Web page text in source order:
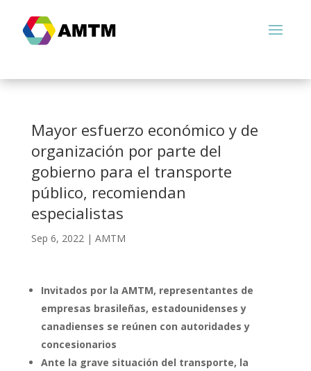
Mayor esfuerzo económico y de
organización por parte del
gobierno para el transporte
público, recomiendan
especialistas
Sep 6, 2022| AMTM
Invitados por la AMTM, representantes de
empresas brasileñas, estadounidenses y
canadienses se reúnen con autoridades y
concesionarios
Ante la grave situación del transporte, la